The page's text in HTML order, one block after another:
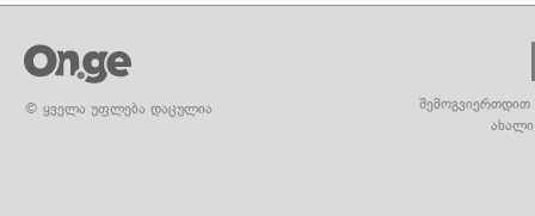
© ყველა უფლება დაცულია
შემოგვიერთდით
ახალი